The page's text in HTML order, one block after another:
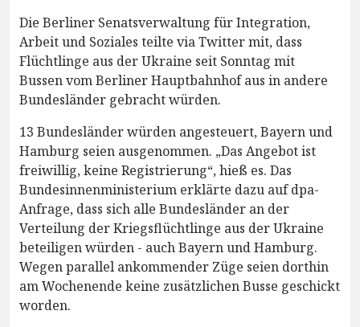
Die Berliner Senatsverwaltung für Integration,
Arbeit und Soziales teilte via Twitter mit, dass
Flüchtlinge aus der Ukraine seit Sonntag mit
Bussen vom Berliner Hauptbahnhof aus in andere
Bundesländer gebracht würden.
13 Bundesländer würden angesteuert, Bayern und
Hamburg seien ausgenommen. „Das Angebot ist
freiwillig, keine Registrierung“, hieß es. Das
Bundesinnenministerium erklärte dazu auf dpa-
Anfrage, dass sich alle Bundesländer an der
Verteilung der Kriegsflüchtlinge aus der Ukraine
beteiligen würden - auch Bayern und Hamburg.
Wegen parallel ankommender Züge seien dorthin
am Wochenende keine zusätzlichen Busse geschickt
worden.